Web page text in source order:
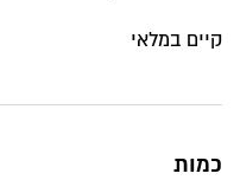
קיים במלאי
כמות